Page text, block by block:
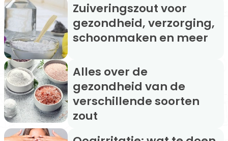
Zuiveringszout voor
gezondheid, verzorging,
schoonmaken en meer
Alles over de
gezondheid van de
verschillende soorten
zout